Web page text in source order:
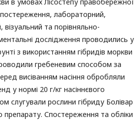
лабораторний,
та порівняльно-
дослідження проводились у
з використанням гібридів моркви
гребеневим способом за
висіванням насіння обробляли
у нормі 20 г/кг насіннєвого
слугували рослини гібриду Болівар
препарату. Спостереження та обліки